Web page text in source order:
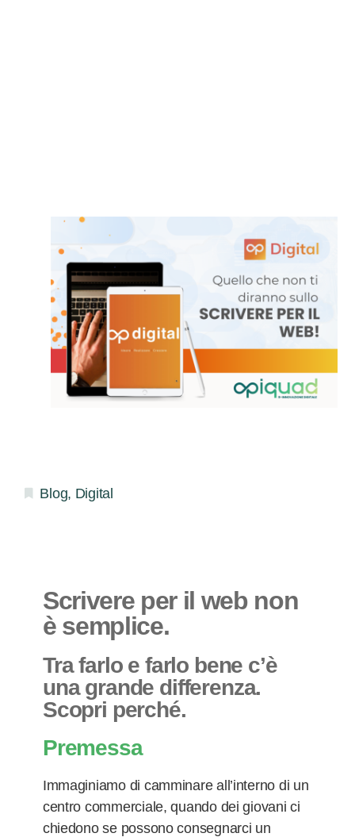
Blog, Digital
Scrivere per il web non
è semplice.
Tra farlo e farlo bene c’è
una grande differenza.
Scopri perché.
Premessa
Immaginiamo di camminare all’interno di un
centro commerciale, quando dei giovani ci
chiedono se possono consegnarci un